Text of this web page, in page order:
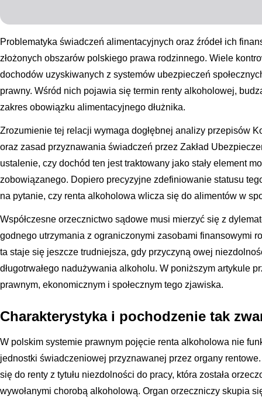
Problematyka świadczeń alimentacyjnych oraz źródeł ich
złożonych obszarów polskiego prawa rodzinnego. Wiele
dochodów uzyskiwanych z systemów ubezpieczeń
prawny. Wśród nich pojawia się termin renty alkoholowej,
zakres obowiązku alimentacyjnego dłużnika.
Zrozumienie tej relacji wymaga dogłębnej analizy przepisów
oraz zasad przyznawania świadczeń przez Zakład
ustalenie, czy dochód ten jest traktowany jako stały element
zobowiązanego. Dopiero precyzyjne zdefiniowanie statusu
na pytanie, czy renta alkoholowa wlicza się do alimentów w
Współczesne orzecznictwo sądowe musi mierzyć się z
godnego utrzymania z ograniczonymi zasobami finansowymi
ta staje się jeszcze trudniejsza, gdy przyczyną owej
długotrwałego nadużywania alkoholu. W poniższym artykule
prawnym, ekonomicznym i społecznym tego zjawiska.
Charakterystyka i pochodzenie tak
W polskim systemie prawnym pojęcie renta alkoholowa nie
jednostki świadczeniowej przyznawanej przez organy
się do renty z tytułu niezdolności do pracy, która została
wywołanymi chorobą alkoholową. Organ orzeczniczy skupia